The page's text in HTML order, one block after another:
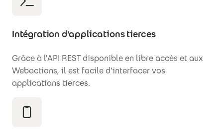
Intégration d'applications tierces
Grâce à l'API REST disponible en libre accès et aux
Webactions, il est facile d'interfacer vos
applications tierces.